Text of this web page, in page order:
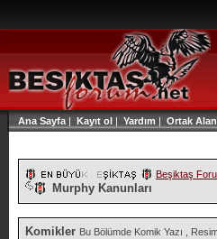
Ana Sayfa | Kayıt ol | Yardım | Ortak Alan
Beşiktaş
Murphy Kanunları
Komikler Bu Bölümde Komik Yazı ,